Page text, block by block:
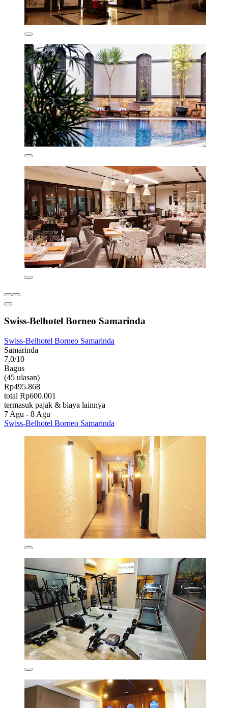
Swiss-Belhotel Borneo Samarinda
Swiss-Belhotel Borneo Samarinda
Samarinda
7,0/10
Bagus
(45 ulasan)
Rp495.868
total Rp600.001
termasuk pajak & biaya lainnya
7 Agu - 8 Agu
Swiss-Belhotel Borneo Samarinda